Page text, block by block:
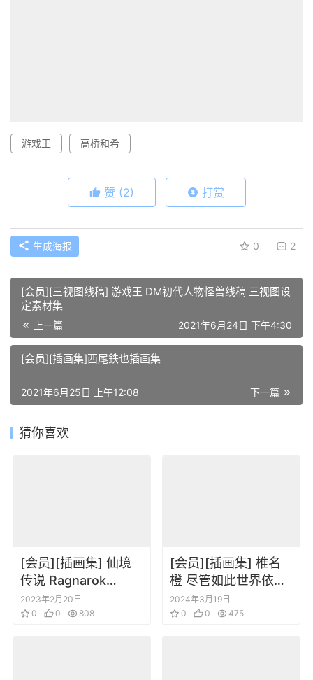
游戏王 高桥和希
赞 (2) 打赏
生成海报 0 2
[会员][三视图线稿] 游戏王 DM初代人物怪兽线稿 三视图设
定素材集
上一篇 2021年6月24日 下午4:30
[会员][插画集]西尾鉄也插画集
下一篇
2021年6月25日 上午12:08
猜你喜欢
[会员][插画集] 仙境
传说 Ragnarok
Online 5th
Anniversary
2023年2月20日
0
0 808
[会员][插画集] 椎名
橙 尽管如此世界依然
美丽 电子限定画集
2024年3月19日
0
0 475